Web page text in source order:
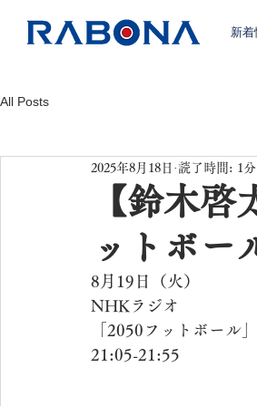
新着
All Posts
【鈴木
ットボー
2025年8月18日 読了時間: 1分
8月19日（火）
NHKラジオ
「2050フットボール
21:05-21:55